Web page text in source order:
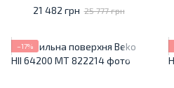
FMTW
21 482 грн 25 777 грн
−17%